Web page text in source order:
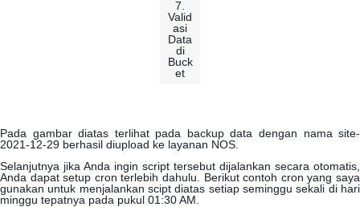
7.
Valid
asi
Data
di
Buck
et
Pada gambar diatas terlihat pada backup data dengan nama site-
2021-12-29 berhasil diupload ke layanan NOS
Selanjutnya jika Anda ingin script tersebut dijalankan secara otomatis
Anda dapat setup cron terlebih dahulu Berikut contoh cron yang saya
gunakan untuk menjalankan scipt diatas setiap seminggu sekali di hari
minggu tepatnya pada pukul 01 :30AM